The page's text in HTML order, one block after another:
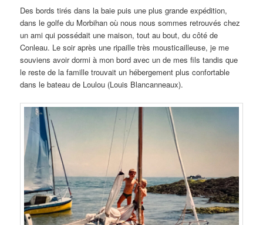
Des bords tirés dans la baie puis une plus grande expédition,
dans le golfe du Morbihan où nous nous sommes retrouvés chez
un ami qui possédait une maison, tout au bout, du côté de
Conleau. Le soir après une ripaille très mousticailleuse, je me
souviens avoir dormi à mon bord avec un de mes fils tandis que
le reste de la famille trouvait un hébergement plus confortable
dans le bateau de Loulou (Louis Blancanneaux).